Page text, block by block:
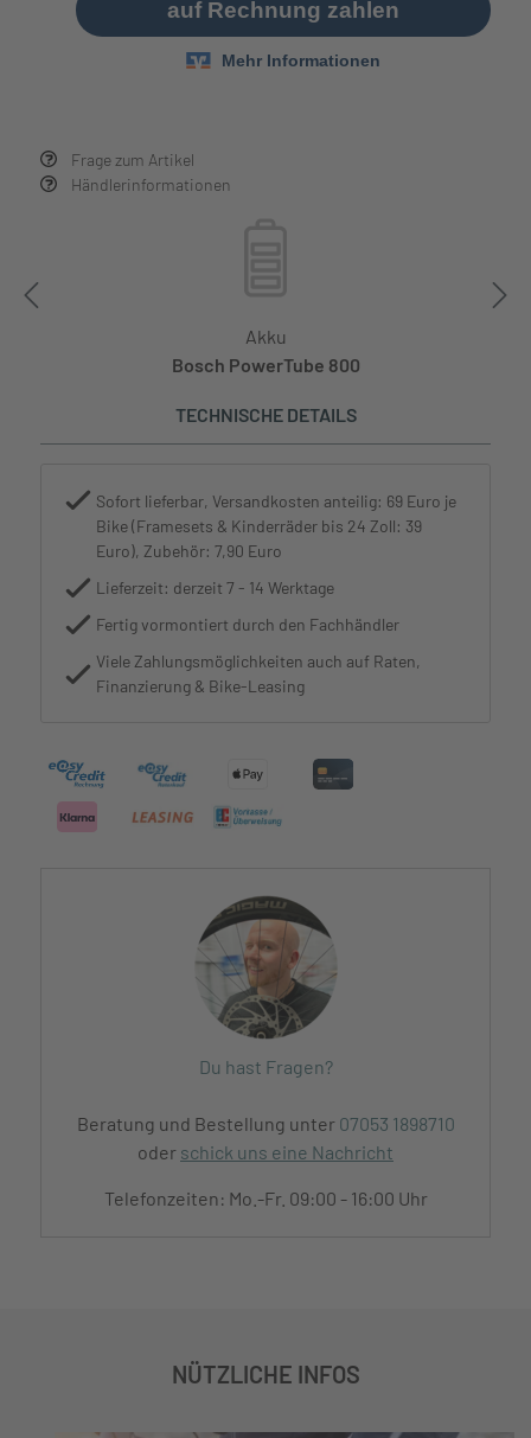
Frage zum Artikel
Händlerinformationen
Akku
Bosch PowerTube 800
TECHNISCHE DETAILS
Sofort lieferbar, Versandkosten anteilig: 69 Euro je
Bike (Framesets & Kinderräder bis 24 Zoll: 39
Euro), Zubehör: 7,90 Euro
Lieferzeit: derzeit 7 - 14 Werktage
Fertig vormontiert durch den Fachhändler
Viele Zahlungsmöglichkeiten auch auf Raten,
Finanzierung & Bike-Leasing
Du hast Fragen?
Beratung und Bestellung unter 07053 1898710
oder schick uns eine Nachricht
Telefonzeiten: Mo.-Fr. 09:00 - 16:00 Uhr
NÜTZLICHE INFOS